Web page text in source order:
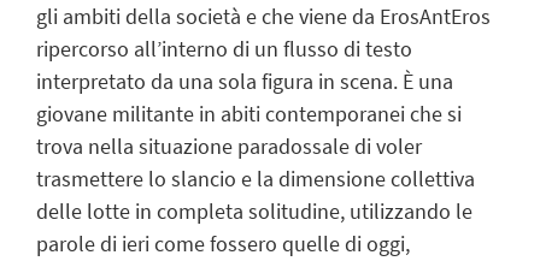
gli ambiti della società e che viene da ErosAntEros
ripercorso all’interno di un flusso di testo
interpretato da una sola figura in scena. È una
giovane militante in abiti contemporanei che si
trova nella situazione paradossale di voler
trasmettere lo slancio e la dimensione collettiva
delle lotte in completa solitudine, utilizzando le
parole di ieri come fossero quelle di oggi,